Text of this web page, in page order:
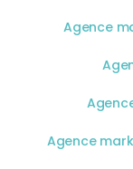
Agence
Agence